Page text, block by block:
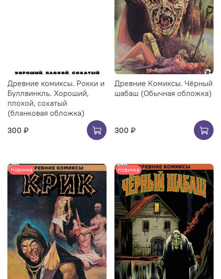
Древние комиксы. Рокки и
Буллвинкль. Хороший,
плохой, сохатый
(бланковая обложка)
300 ₽
Древние Комиксы. Чёрный
шабаш (Обычная обложка)
300 ₽
Новинка Новинка